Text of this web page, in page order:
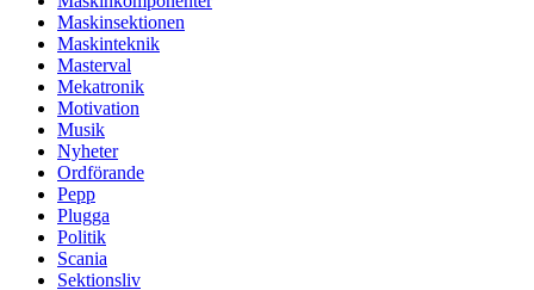
Maskinsektionen
Maskinteknik
Masterval
Mekatronik
Motivation
Musik
Nyheter
Ordförande
Pepp
Plugga
Politik
Scania
Sektionsliv